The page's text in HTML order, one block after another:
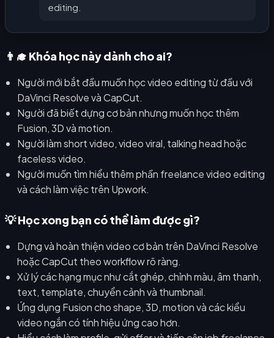
editing.
👨‍🎓 Khóa học này dành cho ai?
Người mới bắt đầu muốn học video editing từ đầu với
DaVinci Resolve và CapCut.
Người đã biết dựng cơ bản nhưng muốn học thêm
Fusion, 3D và motion.
Người làm short video, video viral, talking head hoặc
faceless video.
Người muốn tìm hiểu thêm phần freelance video editing
và cách làm việc trên Upwork.
💡 Học xong bạn có thể làm được gì?
Dựng và hoàn thiện video cơ bản trên DaVinci Resolve
hoặc CapCut theo workflow rõ ràng.
Xử lý các hạng mục như cắt ghép, chỉnh màu, âm thanh,
text, template, chuyển cảnh và thumbnail.
Ứng dụng Fusion cho shape, 3D, motion và các kiểu
video ngắn có tính hiệu ứng cao hơn.